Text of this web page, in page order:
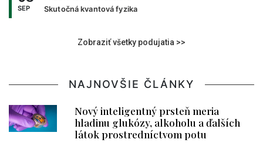
SEP
Skutočná kvantová fyzika
Zobraziť všetky podujatia >>
NAJNOVŠIE ČLÁNKY
Nový inteligentný prsteň meria
hladinu glukózy, alkoholu a ďalších
látok prostredníctvom potu